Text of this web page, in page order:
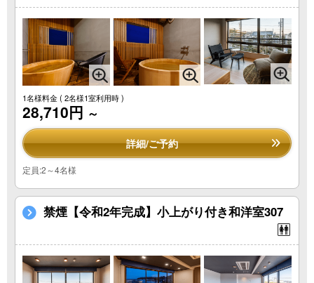
1名様料金( 2名様1室利用時 )
28,710円 ～
詳細/ご予約
定員:2～4名様
禁煙【令和2年完成】小上がり付き和洋室307